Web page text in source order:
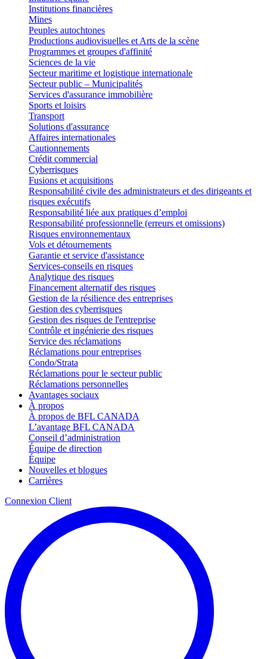
Institutions financières
Mines
Peuples autochtones
Productions audiovisuelles et Arts de la scène
Programmes et groupes d'affinité
Sciences de la vie
Secteur maritime et logistique internationale
Secteur public – Municipalités
Services d'assurance immobilière
Sports et loisirs
Transport
Solutions d'assurance
Affaires internationales
Cautionnements
Crédit commercial
Cyberrisques
Fusions et acquisitions
Responsabilité civile des administrateurs et des dirigeants et
risques exécutifs
Responsabilité liée aux pratiques d’emploi
Responsabilité professionnelle (erreurs et omissions)
Risques environnementaux
Vols et détournements
Garantie et service d'assistance
Services-conseils en risques
Analytique des risques
Financement alternatif des risques
Gestion de la résilience des entreprises
Gestion des cyberrisques
Gestion des risques de l'entreprise
Contrôle et ingénierie des risques
Service des réclamations
Réclamations pour entreprises
Condo/Strata
Réclamations pour le secteur public
Réclamations personnelles
Avantages sociaux
À propos
À propos de BFL CANADA
L’avantage BFL CANADA
Conseil d’administration
Équipe de direction
Équipe
Nouvelles et blogues
Carrières
Connexion Client